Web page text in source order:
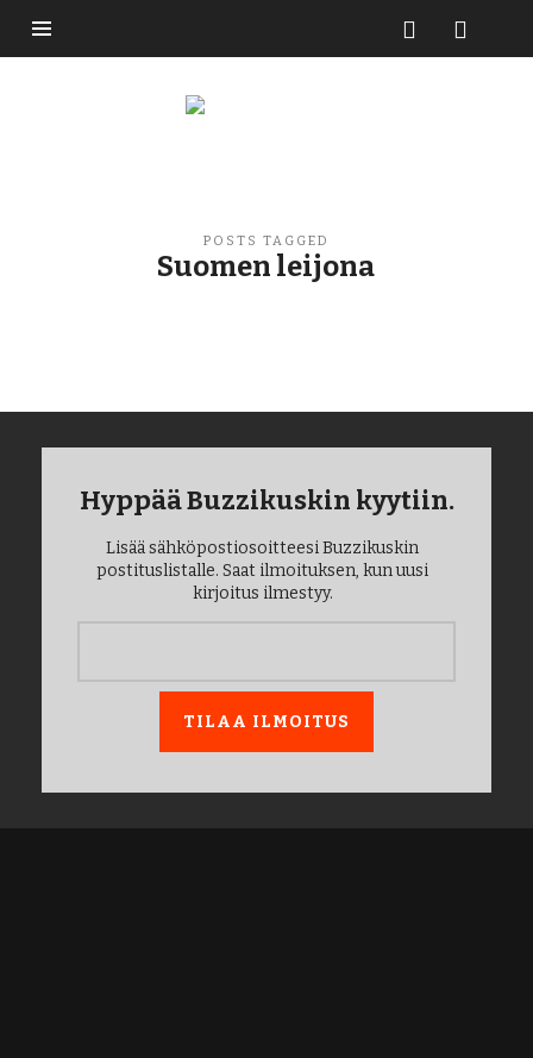
Buzzikuski
POSTS TAGGED
Suomen leijona
Hyppää Buzzikuskin kyytiin.
Lisää sähköpostiosoitteesi Buzzikuskin
postituslistalle. Saat ilmoituksen, kun uusi
kirjoitus ilmestyy.